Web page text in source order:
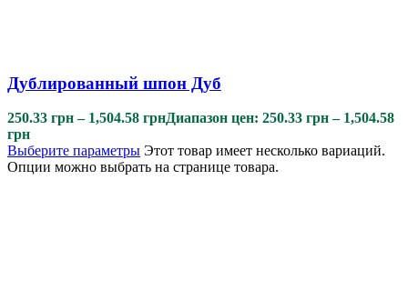
Дублированный шпон Дуб
250.33 грн – 1,504.58 грнДиапазон цен: 250.33 грн – 1,504.58
грн
Выберите параметры Этот товар имеет несколько вариаций.
Опции можно выбрать на странице товара.